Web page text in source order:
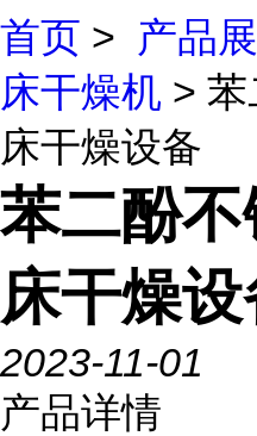
首页 > 产品
床干燥机 >
床干燥设备
苯二酚
床干燥
2023-11-01
产品详情